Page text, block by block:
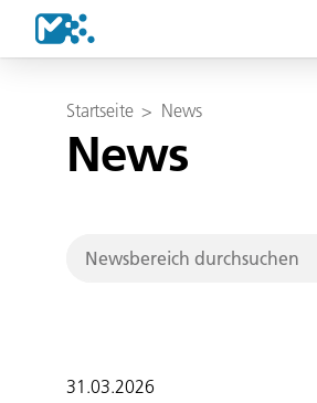
Startseite > News
News
31.03.2026